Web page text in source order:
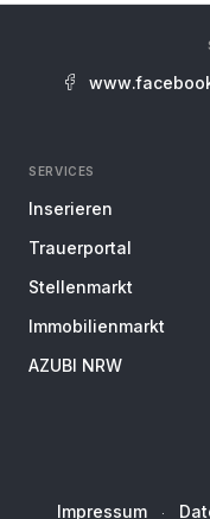
SERVICES
Inserieren
Trauerportal
Stellenmarkt
Immobilienmarkt
AZUBI NRW
Impressum